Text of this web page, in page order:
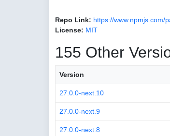
Repo Link: https://www.npmjs.com/
License: MIT
155 Other
Version
27.0.0-next.10
27.0.0-next.9
27.0.0-next.8